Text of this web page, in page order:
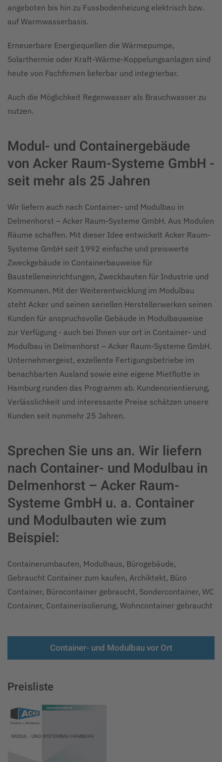
angeboten bis hin zu Fussbodenheizung elektrisch bzw.
auf Warmwasserbasis.
Erneuerbare Energiequellen die Wärmepumpe,
Solarthermie oder Kraft-Wärme-Koppelungsanlagen sind
heute von Fachfirmen lieferbar und integrierbar.
Auch die Möglichkeit Regenwasser als Brauchwasser zu
nutzen.
Modul- und Containergebäude
von Acker Raum-Systeme GmbH -
seit mehr als 25 Jahren
Wir liefern auch nach Container- und Modulbau in
Delmenhorst – Acker Raum-Systeme GmbH. Aus Modulen
Räume schaffen. Mit dieser Idee entwickelt Acker Raum-
Systeme GmbH seit 1992 einfache und preiswerte
Zweckgebäude in Containerbauweise für
Baustelleneinrichtungen, Zweckbauten für Industrie und
Kommunen. Mit der Weiterentwicklung im Modulbau
steht Acker und seinen seriellen Herstellerwerken seinen
Kunden für anspruchsvolle Gebäude in Modulbauweise
zur Verfügung - auch bei Ihnen vor ort in Container- und
Modulbau in Delmenhorst – Acker Raum-Systeme GmbH.
Unternehmergeist, exzellente Fertigungsbetriebe im
benachbarten Ausland sowie eine eigene Mietflotte in
Hamburg runden das Programm ab. Kundenorientierung,
Verlässlichkeit und interessante Preise schätzen unsere
Kunden seit nunmehr 25 Jahren.
Sprechen Sie uns an. Wir liefern
nach Container- und Modulbau in
Delmenhorst – Acker Raum-
Systeme GmbH u. a. Container
und Modulbauten wie zum
Beispiel:
Containerumbauten, Modulhaus, Bürogebäude,
Gebraucht Container zum kaufen, Archiktekt, Büro
Container, Bürocontainer gebraucht, Sondercontainer, WC
Container, Containerisolierung, Wohncontainer gebraucht
Container- und Modulbau vor Ort
Preisliste